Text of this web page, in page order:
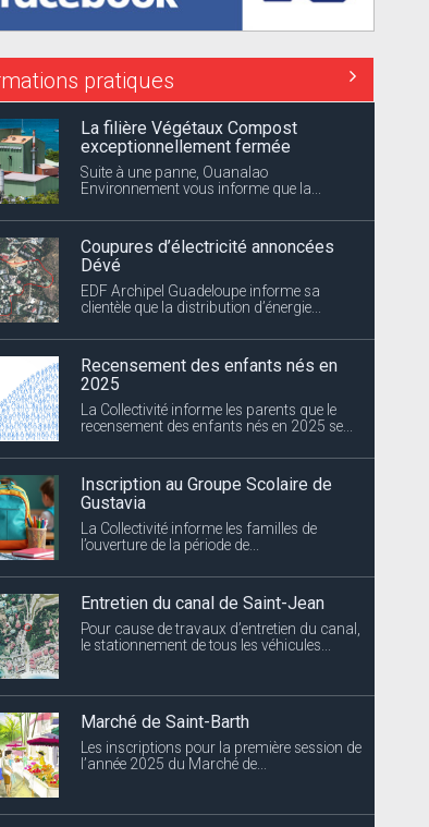
pratiques
La filière Végétaux Compost
exceptionnellement fermée
Suite à une panne, Ouanalao
Environnement vous informe que la...
Coupures d’électricité annoncées
Dévé
EDF Archipel Guadeloupe informe sa
clientèle que la distribution d’énergie...
Recensement des enfants nés en
2025
La Collectivité informe les parents que le
recensement des enfants nés en 2025 se...
Inscription au Groupe Scolaire de
Gustavia
La Collectivité informe les familles de
l’ouverture de la période de...
Entretien du canal de Saint-Jean
Pour cause de travaux d’entretien du canal,
le stationnement de tous les véhicules...
Marché de Saint-Barth
Les inscriptions pour la première session de
l’année 2025 du Marché de...